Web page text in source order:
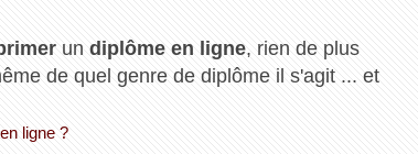
un diplôme en ligne, rien de plus
de quel genre de diplôme il s'agit ... et
ligne ?